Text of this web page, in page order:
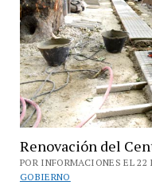
Isidro
Renovación del
POR INFORMACIONES EL
GOBIERNO